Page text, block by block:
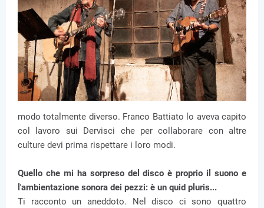
modo totalmente diverso. Franco Battiato lo aveva capito
col lavoro sui Dervisci che per collaborare con altre
culture devi prima rispettare i loro modi.
Quello che mi ha sorpreso del disco è proprio il suono e
l'ambientazione sonora dei pezzi: è un quid pluris...
Ti racconto un aneddoto. Nel disco ci sono quattro